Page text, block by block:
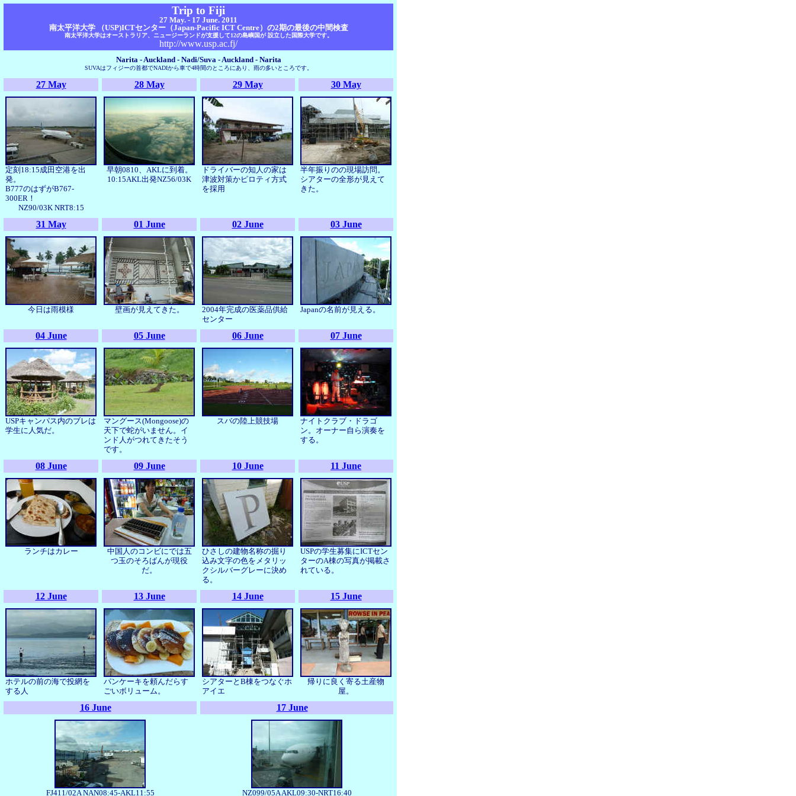
Trip to Fiji
27 May. - 17 June. 2011
南太平洋大学（USP)ICTセンター（Japan-Pacific ICT Centre）の2期の最後の中間検査
南太平洋大学はオーストラリア、ニュージーランドが支援して12の島嶼国が 設立した国際大学です。
http://www.usp.ac.fj/
Narita - Auckland - Nadi/Suva - Auckland - Narita
SUVAはフィジーの首都でNADIから車で4時間のところにあり、雨の多いところです。
27 May 28 May 29 May 30 May
定刻18:15成田空港を出
発。
B777のはずがB767-
300ER！
NZ90/03K NRT8:15
早朝0810、AKLに到着。
10:15AKL出発NZ56/03K
ドライバーの知人の家は
津波対策かピロティ方式
を採用
半年振りのの現場訪問。
シアターの全形が見えて
きた。
31 May 01 June 02 June 03 June
今日は雨模様 壁画が見えてきた。
2004年完成の医薬品供給
センター
Japanの名前が見える。
04 June 05 June 06 June 07 June
USPキャンパス内のブレは
学生に人気だ。
マングース(Mongoose)の
天下で蛇がいません。 イ
ンド人がつれてきたそう
です。
スバの陸上競技場
ナイトクラブ・ドラゴ
ン。オーナー自ら演奏を
する。
08 June 09 June 10 June 11 June
ランチはカレー
中国人のコンビにでは五
つ玉のそろばんが現役
だ。
ひさしの建物名称の掘り
込み文字の色をメタリッ
クシルバーグレーに決め
る。
USPの学生募集にICTセン
ターのA棟の写真が掲載さ
れている。
12 June 13 June 14 June 15 June
ホテルの前の海で投網を
する人
パンケーキを頼んだらす
ごいボリューム。
シアターとB棟をつなぐホ
アイエ
帰りに良く寄る土産物
屋。
16 June 17 June
FJ411/02A NAN08:45-AKL11:55 NZ099/05A AKL09:30-NRT16:40